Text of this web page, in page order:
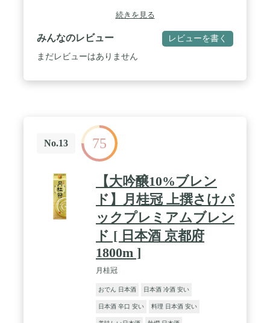
続きを見る
みんなのレビュー レビューを書く
まだレビューはありません
No.13 75
【大吟醸10%ブレン
ド】月桂冠 上撰さけパ
ックプレミアムブレン
ド [ 日本酒 京都府
1800m ]
月桂冠
おでん 日本酒 日本酒 冷酒 安い
日本酒 辛口 安い 料理 日本酒 安い